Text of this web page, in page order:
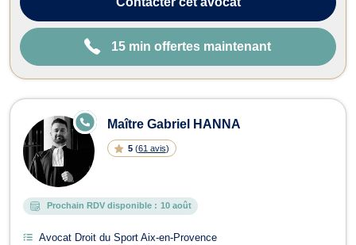
15 min offertes maintenant
Maître Gabriel HANNA
5 (61 avis)
E
N
E
Prochain RDV disponible : 10 août
Avocat Droit du Sport Aix-en-Provence